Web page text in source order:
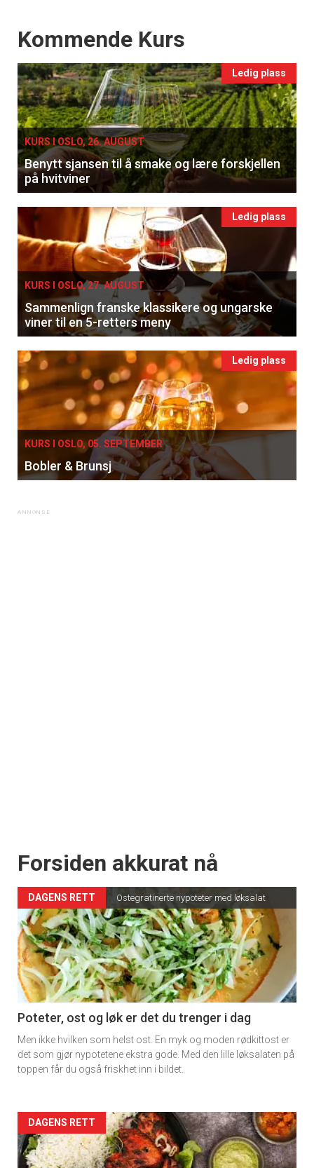
Events
Kommende Kurs
Ledig plass
KURS I OSLO, 26. AUGUST
Benytt sjansen til å smake og lære forskjellen
på hvitviner
Ledig plass
KURS I OSLO, 27. AUGUST
Sammenlign franske klassikere og ungarske
viner til en 5-retters meny
Ledig plass
KURS I OSLO, 05. SEPTEMBER
Bobler & Brunsj
Forsiden akkurat nå
DAGENS RETT Ostegratinerte nypoteter med løksalat
Poteter, ost og løk er det du trenger i dag
Men ikke hvilken som helst ost. En myk og moden rødkittost er
det som gjør nypotetene ekstra gode. Med den lille løksalaten på
toppen får du også friskhet inn i bildet.
Forsiden
akkurat
DAGENS RETT